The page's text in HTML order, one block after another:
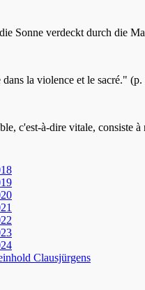
Sonne verdeckt durch die
dans la violence et le sacré."
c'est-à-dire vitale, consiste
Clausjürgens